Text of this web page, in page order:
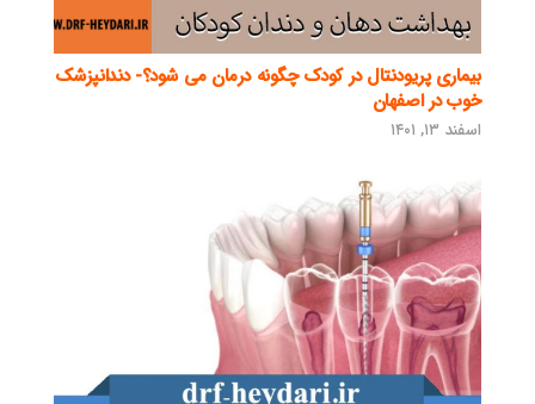
بیماری پریودنتال در کودک چگونه درمان می شود؟- دندانپزشک
خوب در اصفهان
اسفند ۱۳, ۱۴۰۱